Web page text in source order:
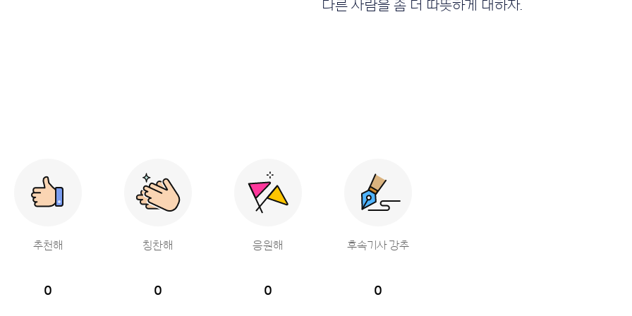
다른 사람을 좀 더 따뜻하게 대하자.
추천해
0
칭찬해
0
응원해
0
후속기사 강추
0